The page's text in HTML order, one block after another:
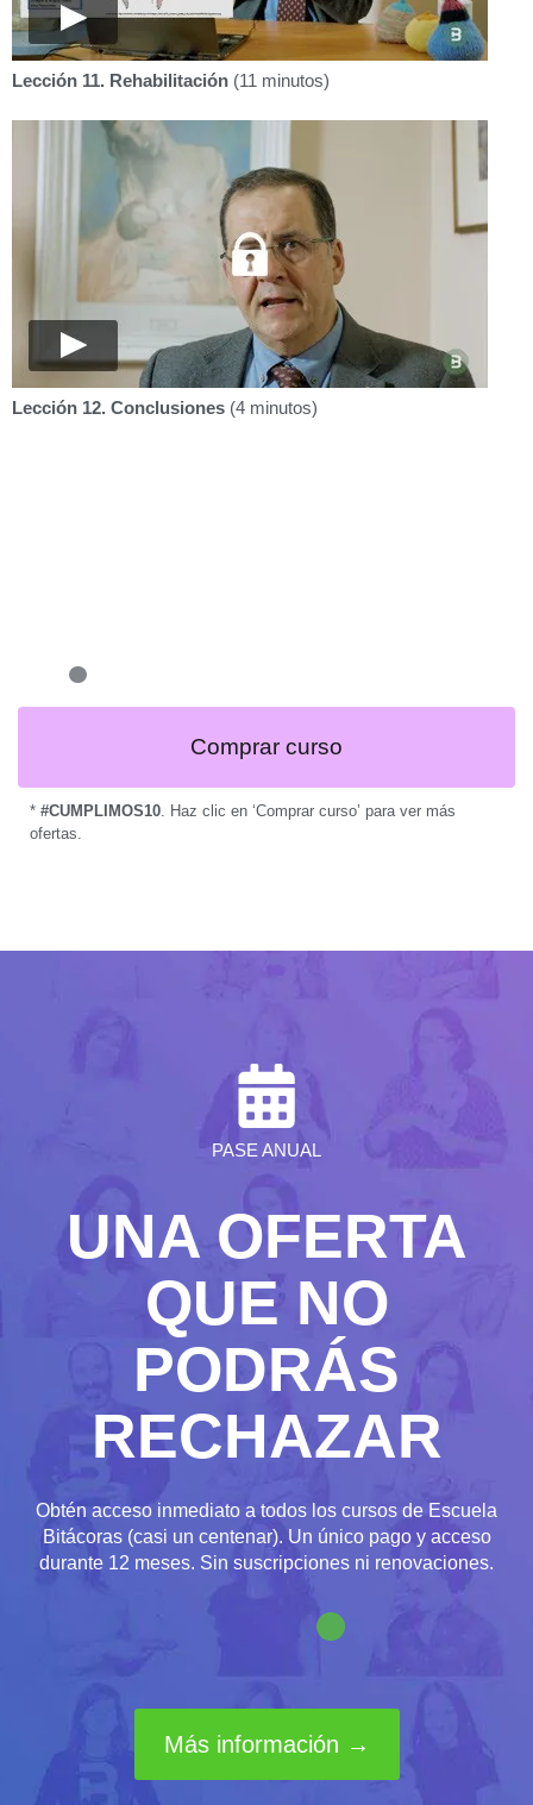
Lección 11. Rehabilitación (11 minutos)
Lección 12. Conclusiones (4 minutos)
Comprar curso
* #CUMPLIMOS10 . Haz clic en ‘Comprar curso’ para ver más
ofertas.
PASE ANUAL
UNA OFERTA
QUE NO
PODRÁS
RECHAZAR
Obtén acceso inmediato a todos los cursos de Escuela
Bitácoras (casi un centenar). Un único pago y acceso
durante 12 meses. Sin suscripciones ni renovaciones.
Más información →